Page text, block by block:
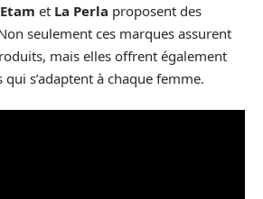
Etam et La Perla proposent des
seulement ces marques assurent
mais elles offrent également
s’adaptent à chaque femme.